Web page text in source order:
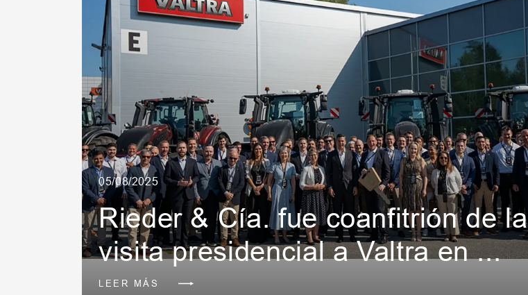
05/08/2025
Rieder & Cía. fue coanfitrión de la
visita presidencial a Valtra en ...
LEER MÁS